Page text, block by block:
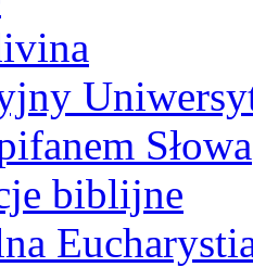
Słowa
biblijne